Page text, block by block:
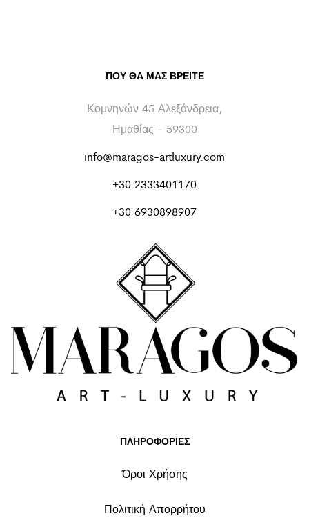
ΠΟΥ ΘΑ ΜΑΣ ΒΡΕΊΤΕ
Κομνηνών 45 Αλεξάνδρεια,
Ημαθίας - 59300
info@maragos-artluxury.com
+30 2333401170
+30 6930898907
ΠΛΗΡΟΦΟΡΙΕΣ
Όροι Χρήσης
Πολιτική Απορρήτου